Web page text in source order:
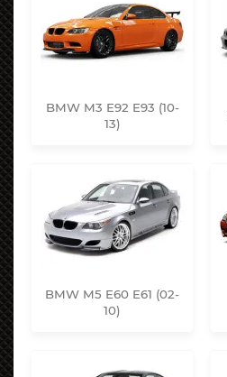
BMW M3 E92 E93 (10-
13)
BMW M5 E60 E61 (02-
10)